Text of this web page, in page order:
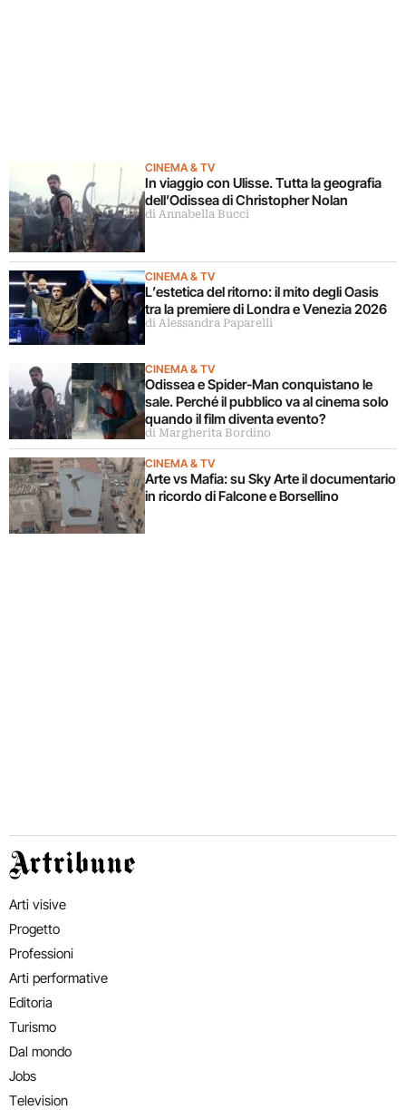
CINEMA & TV
In viaggio con Ulisse. Tutta la geografia
dell’Odissea di Christopher Nolan
di Annabella Bucci
CINEMA & TV
L’estetica del ritorno: il mito degli Oasis
tra la premiere di Londra e Venezia 2026
di Alessandra Paparelli
CINEMA & TV
Odissea e Spider-Man conquistano le
sale. Perché il pubblico va al cinema solo
quando il film diventa evento?
di Margherita Bordino
CINEMA & TV
Arte vs Mafia: su Sky Arte il documentario
in ricordo di Falcone e Borsellino
Artribune
Arti visive
Progetto
Professioni
Arti performative
Editoria
Turismo
Dal mondo
Jobs
Television